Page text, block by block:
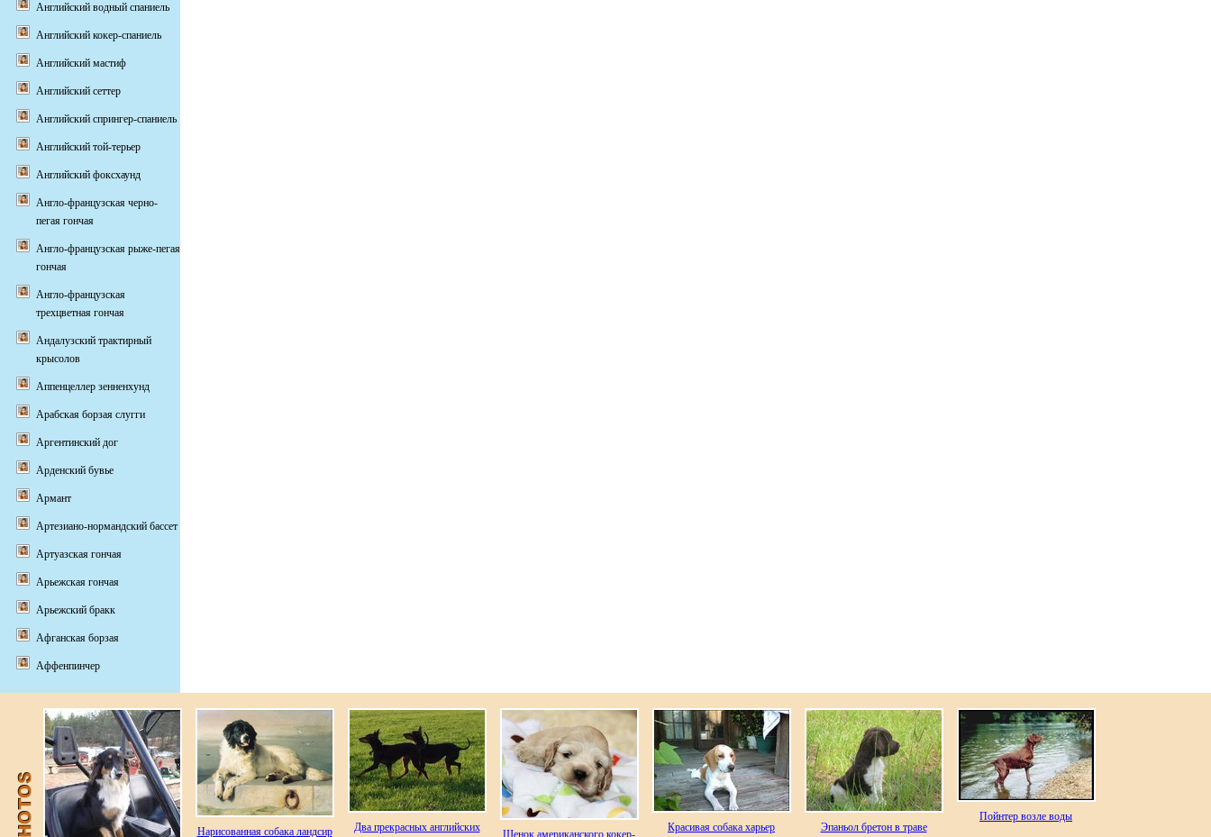
Английский водный спаниель
Английский кокер-спаниель
Английский мастиф
Английский сеттер
Английский спрингер-спаниель
Английский той-терьер
Английский фоксхаунд
Англо-французская черно-
пегая гончая
Англо-французская рыже-пегая
гончая
Англо-французская
трехцветная гончая
Андалузский трактирный
крысолов
Аппенцеллер зенненхунд
Арабская борзая слугги
Аргентинский дог
Арденский бувье
Армант
Артезиано-нормандский бассет
Артуазская гончая
Арьежская гончая
Арьежский бракк
Афганская борзая
Аффенпинчер
Нарисованная собака ландсир Два прекрасных английских
Щенок американского кокер-
Красивая собака харьер Эпаньол бретон в траве
Пойнтер возле воды